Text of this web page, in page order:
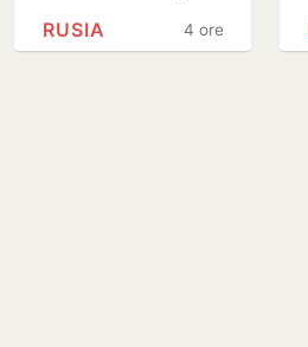
împotriva Rusiei4 ore
RUSIA